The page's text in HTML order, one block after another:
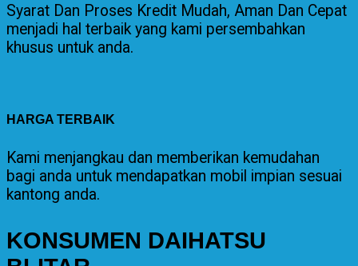
Syarat Dan Proses Kredit Mudah, Aman Dan Cepat
menjadi hal terbaik yang kami persembahkan
khusus untuk anda.
HARGA TERBAIK
Kami menjangkau dan memberikan kemudahan
bagi anda untuk mendapatkan mobil impian sesuai
kantong anda.
KONSUMEN DAIHATSU